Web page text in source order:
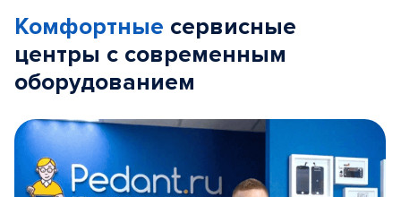
Комфортные сервисные
центры с современным
оборудованием